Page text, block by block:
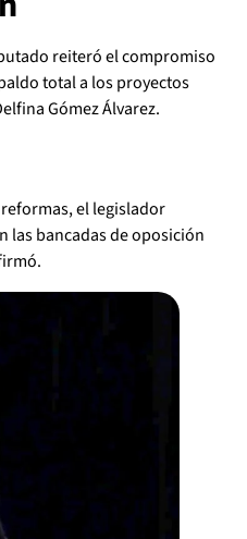
reiteró el compromiso
total a los proyectos
Gómez Álvarez.
el legislador
las bancadas de oposición